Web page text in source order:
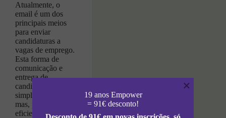
Atualmente, o
email é um dos
principais meios
para enviar
candidaturas a
vagas de emprego.
Esta forma de
comunicação e
entrega de
candidaturas é
simples e rápida,
mas, para que seja
eficiente, deve ser
19 anos Empower
= 91€ desconto!
×